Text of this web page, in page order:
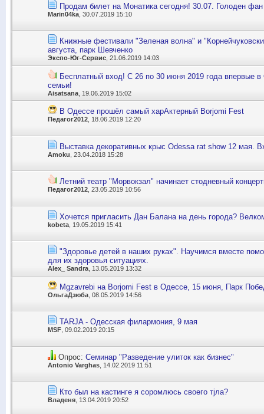
Продам билет на Монатика сегодня! 30.07. Голоден фан
Marin04ka , 30.07.2019 15:10
Книжные фестивали "Зеленая волна" и
августа, парк Шевченко
Экспо-Юг-Сервис, 21.06.2019 14:03
Бесплатный вход! С 26 по 30 июня 2019 года впервые
семьи!
Aisatsana , 19.06.2019 15:02
В Одессе прошёл самый харАктерный Borjomi Fest
Педагог2012 , 18.06.2019 12:20
Выставка декоративных крыс Odessa rat show 12 мая.
Amoku , 23.04.2018 15:28
Летний театр "Морвокзал" начинает стодневный
Педагог2012 , 23.05.2019 10:56
Хочется пригласить Дан Балана на день города?
kobeta , 19.05.2019 15:41
"Здоровье детей в наших руках". Научимся вместе
для их здоровья ситуациях.
Alex_ Sandra , 13.05.2019 13:32
Mgzavrebі на Borjomi Fest в Одессе, 15 июня, Парк
ОльгаДзюба , 08.05.2019 14:56
TARJA - Одесская филармония, 9 мая
MSF , 09.02.2019 20:15
Опрос: Семинар "Разведение улиток как бизнес"
Antonio Varghas , 14.02.2019 11:51
Кто был на кастинге я соромлюсь своего тjла?
Владеня , 13.04.2019 20:52